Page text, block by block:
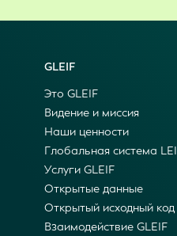
GLEIF
Это GLEIF
Видение и миссия
Наши ценности
Глобальная система LEI
Услуги GLEIF
Открытые данные
Открытый исходный код
Взаимодействие GLEIF